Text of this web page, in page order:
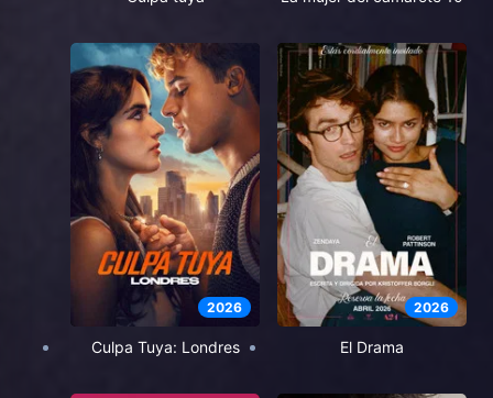
2026
Culpa Tuya: Londres
2026
El Drama